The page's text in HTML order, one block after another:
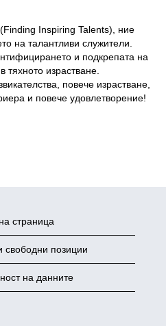
Inspiring Talents), ние
на талантливи служители.
и подкрепата на
тяхното израстване.
повече израстване,
и повече удовлетворение!
страница
свободни позиции
на данните